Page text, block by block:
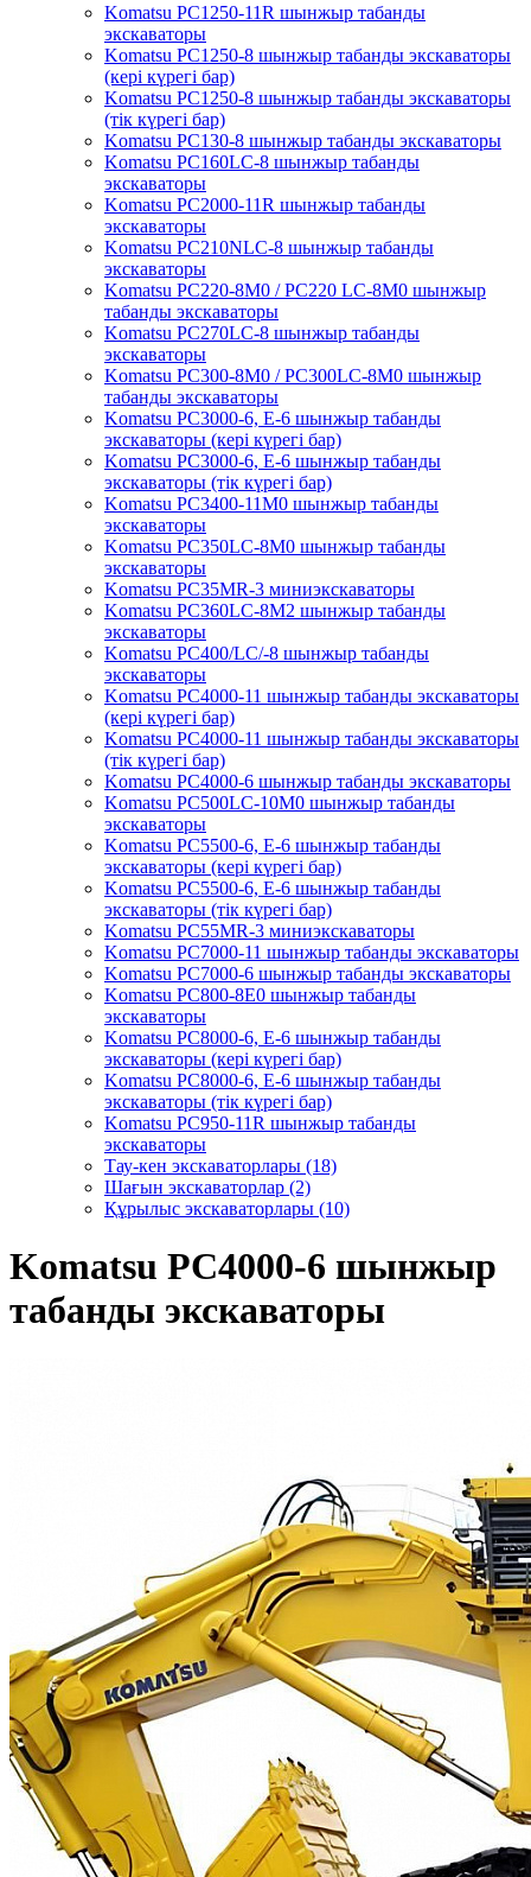
Komatsu PC1250-11R шынжыр табанды
экскаваторы
Komatsu PC1250-8 шынжыр табанды экскаваторы
(кері күрегі бар)
Komatsu PC1250-8 шынжыр табанды экскаваторы
(тік күрегі бар)
Komatsu PC130-8 шынжыр табанды экскаваторы
Komatsu PC160LC-8 шынжыр табанды
экскаваторы
Komatsu PC2000-11R шынжыр табанды
экскаваторы
Komatsu PC210NLC-8 шынжыр табанды
экскаваторы
Komatsu PC220-8M0 / PC220 LC-8M0 шынжыр
табанды экскаваторы
Komatsu PC270LC-8 шынжыр табанды
экскаваторы
Komatsu PC300-8M0 / PC300LC-8M0 шынжыр
табанды экскаваторы
Komatsu PC3000-6, Е-6 шынжыр табанды
экскаваторы (кері күрегі бар)
Komatsu PC3000-6, Е-6 шынжыр табанды
экскаваторы (тік күрегі бар)
Komatsu PC3400-11M0 шынжыр табанды
экскаваторы
Komatsu PC350LC-8M0 шынжыр табанды
экскаваторы
Komatsu PC35MR-3 миниэкскаваторы
Komatsu PC360LC-8M2 шынжыр табанды
экскаваторы
Komatsu PC400/LC/-8 шынжыр табанды
экскаваторы
Komatsu PC4000-11 шынжыр табанды экскаваторы
(кері күрегі бар)
Komatsu PC4000-11 шынжыр табанды экскаваторы
(тік күрегі бар)
Komatsu PC4000-6 шынжыр табанды экскаваторы
Komatsu PC500LC-10M0 шынжыр табанды
экскаваторы
Komatsu PC5500-6, Е-6 шынжыр табанды
экскаваторы (кері күрегі бар)
Komatsu PC5500-6, Е-6 шынжыр табанды
экскаваторы (тік күрегі бар)
Komatsu PC55MR-3 миниэкскаваторы
Komatsu PC7000-11 шынжыр табанды экскаваторы
Komatsu PC7000-6 шынжыр табанды экскаваторы
Komatsu PC800-8E0 шынжыр табанды
экскаваторы
Komatsu PC8000-6, Е-6 шынжыр табанды
экскаваторы (кері күрегі бар)
Komatsu PC8000-6, Е-6 шынжыр табанды
экскаваторы (тік күрегі бар)
Komatsu PC950-11R шынжыр табанды
экскаваторы
Тау-кен экскаваторлары (18)
Шағын экскаваторлар (2)
Құрылыс экскаваторлары (10)
Komatsu PC4000-6 шынжыр
табанды экскаваторы